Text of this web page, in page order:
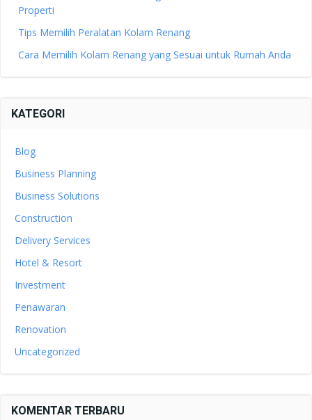
Properti
Tips Memilih Peralatan Kolam Renang
Cara Memilih Kolam Renang yang Sesuai untuk Rumah Anda
KATEGORI
Blog
Business Planning
Business Solutions
Construction
Delivery Services
Hotel & Resort
Investment
Penawaran
Renovation
Uncategorized
KOMENTAR TERBARU